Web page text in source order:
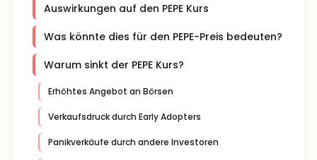
Auswirkungen auf den PEPE Kurs
Was könnte dies für den PEPE-Preis bedeuten?
Warum sinkt der PEPE Kurs?
Erhöhtes Angebot an Börsen
Verkaufsdruck durch Early Adopters
Panikverkäufe durch andere Investoren